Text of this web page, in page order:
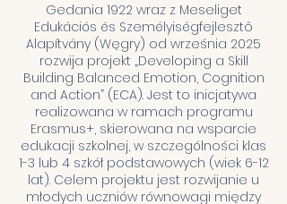
Gedania 1922 wraz z Meseliget
Edukációs és Személyiségfejlesztő
Alapítvány (Węgry) od września 2025
rozwija projekt „Developing a Skill
Building Balanced Emotion, Cognition
and Action” (ECA). Jest to inicjatywa
realizowana w ramach programu
Erasmus+, skierowana na wsparcie
edukacji szkolnej, w szczególności klas
1-3 lub 4 szkół podstawowych (wiek 6-12
lat). Celem projektu jest rozwijanie u
młodych uczniów równowagi między